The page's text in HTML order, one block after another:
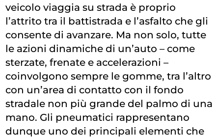
veicolo viaggia su strada è proprio
l’attrito tra il battistrada e l’asfalto che gli
consente di avanzare. Ma non solo, tutte
le azioni dinamiche di un’auto – come
sterzate, frenate e accelerazioni –
coinvolgono sempre le gomme, tra l’altro
con un’area di contatto con il fondo
stradale non più grande del palmo di una
mano. Gli pneumatici rappresentano
dunque uno dei principali elementi che